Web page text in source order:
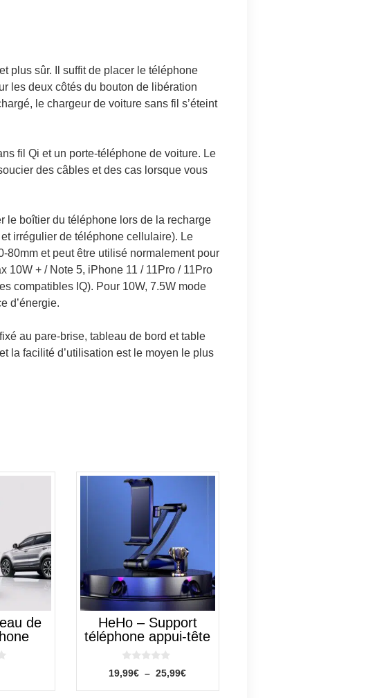
plus sûr. Il suffit de placer le téléphone
les deux côtés du bouton de libération
le chargeur de voiture sans fil s’éteint
fil Qi et un porte-téléphone de voiture. Le
des câbles et des cas lorsque vous
le boîtier du téléphone lors de la recharge
irrégulier de téléphone cellulaire). Le
et peut être utilisé normalement pour
10W + / Note 5, iPhone 11 / 11Pro / 11Pro
compatibles IQ). Pour 10W, 7.5W mode
d’énergie.
au pare-brise, tableau de bord et table
la facilité d’utilisation est le moyen le plus
de
HeHo – Support
téléphone appui-tête
0
s
19,99€ – 25,99€Plage
Ce
variations.
options
peuvent
être
choisies
sur
du